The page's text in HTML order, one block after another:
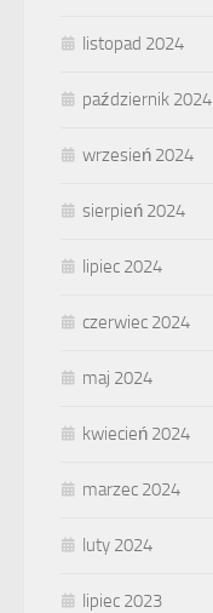
listopad 2024
październik 2024
wrzesień 2024
sierpień 2024
lipiec 2024
czerwiec 2024
maj 2024
kwiecień 2024
marzec 2024
luty 2024
lipiec 2023